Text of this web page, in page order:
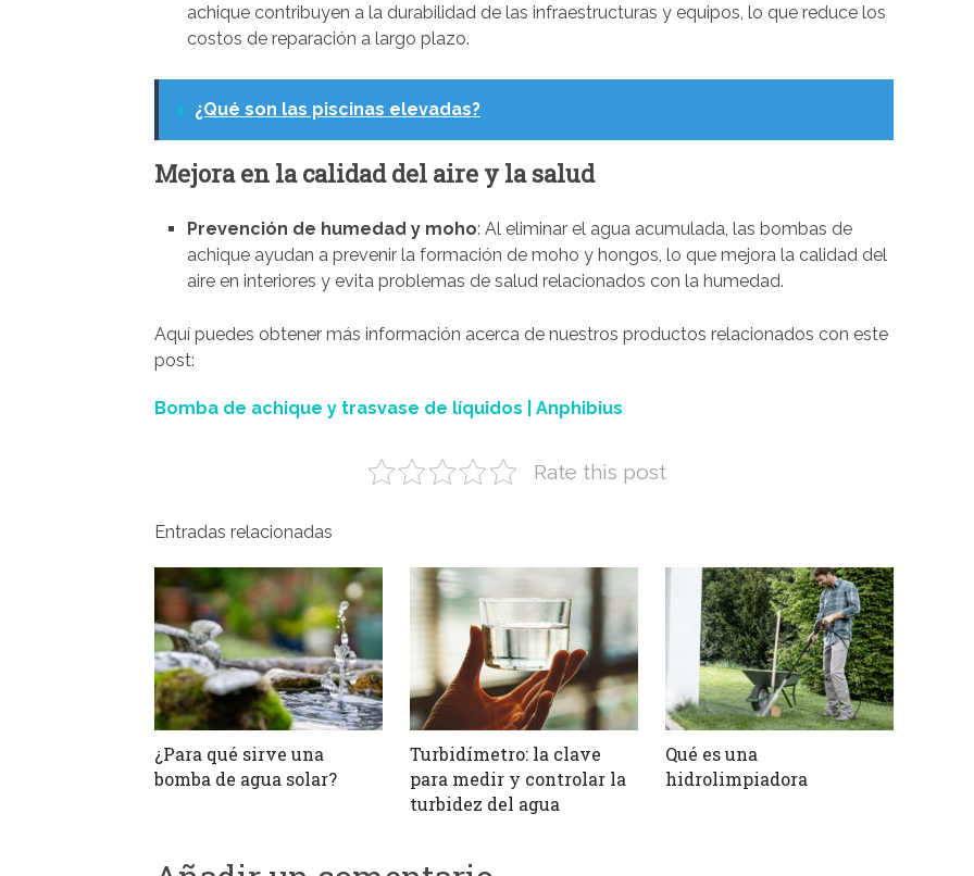
achique contribuyen a la durabilidad de las infraestructuras y equipos, lo que reduce los
costos de reparación a largo plazo.
> ¿Qué son las piscinas elevadas?
Mejora en la calidad del aire y la salud
Prevención de humedad y moho: Al eliminar el agua acumulada, las bombas de
achique ayudan a prevenir la formación de moho y hongos, lo que mejora la calidad del
aire en interiores y evita problemas de salud relacionados con la humedad.
Aquí puedes obtener más información acerca de nuestros productos relacionados con este
post:
Bomba de achique y trasvase de líquidos | Anphibius
Rate this post
Entradas relacionadas
¿Para qué sirve una
bomba de agua solar?
Turbidímetro: la clave
para medir y controlar la
turbidez del agua
Qué es una
hidrolimpiadora